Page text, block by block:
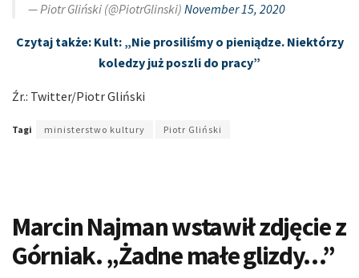
— Piotr Gliński (@PiotrGlinski) November 15, 2020
Czytaj także: Kult: „Nie prosiliśmy o pieniądze. Niektórzy
koledzy już poszli do pracy”
Źr.: Twitter/Piotr Gliński
Tagi ministerstwo kultury Piotr Gliński
Marcin Najman wstawił zdjęcie z
Górniak. „Żadne małe glizdy…”